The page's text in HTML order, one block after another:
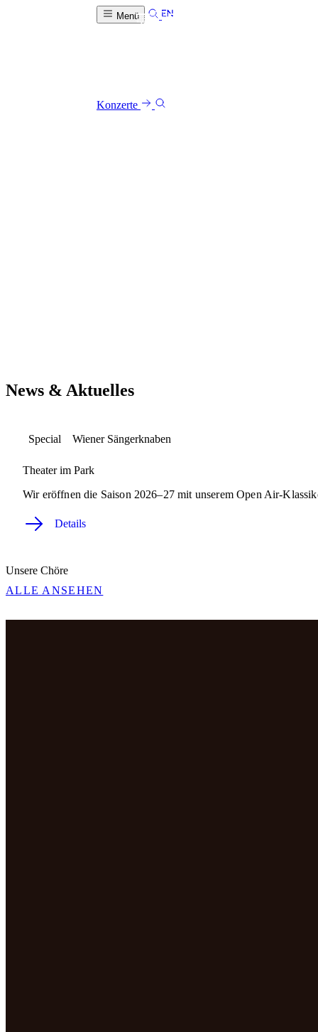
Menü
Konzerte
News & Aktuelles
Special Wiener Sängerknaben
Theater im Park
Wir eröffnen die Saison 2026–27 mit unserem Open Air-
Details
Unsere Chöre
ALLE ANSEHEN